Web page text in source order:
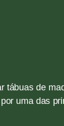
tábuas de
uma das